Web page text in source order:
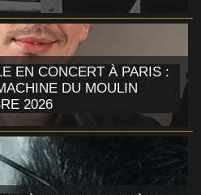
EN CONCERT À PARIS :
DU MOULIN
2026